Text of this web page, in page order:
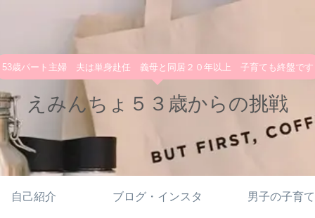
53歳パート主婦 夫は単身赴任 義母と同居２０年以上 子育ても終盤です
えみんちょ５３歳からの挑戦
自己紹介 ブログ・インスタ 男子の子育て